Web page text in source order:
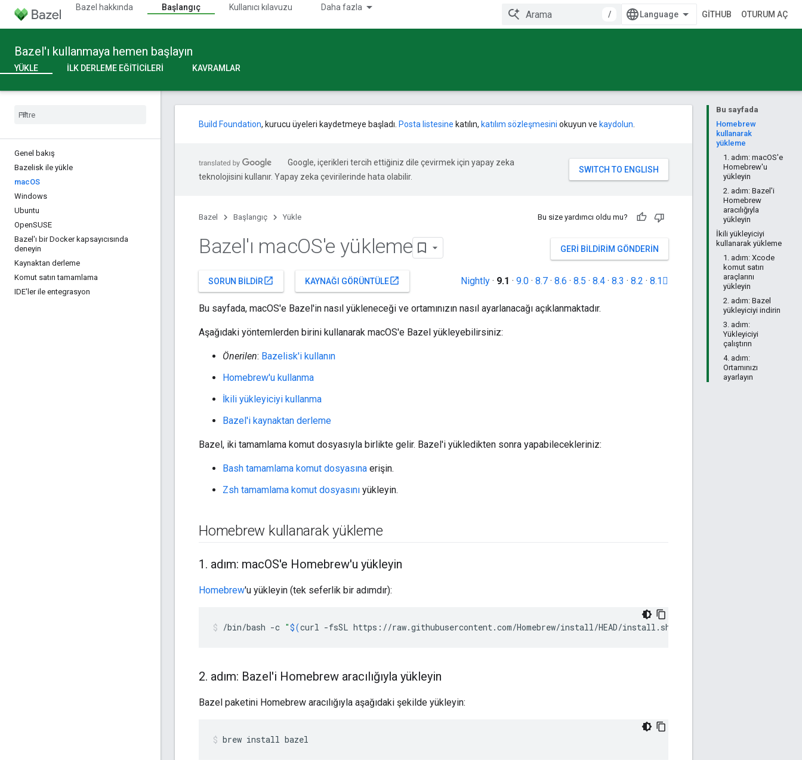
Bazel hakkında Başlangıç Kullanıcı kılavuzu Daha fazla
/ GITHUB OTURUM AÇ
Bazel'ı kullanmaya hemen başlayın
YÜKLE İLK DERLEME EĞITICILERI KAVRAMLAR
Genel bakış
Bazelisk ile yükle
macOS
Windows
Ubuntu
OpenSUSE
Bazel'ı bir Docker kapsayıcısında
deneyin
Kaynaktan derleme
Komut satırı tamamlama
IDE'ler ile entegrasyon
Bu sayfada
Homebrew
kullanarak
yükleme
1. adım: macOS'e
Homebrew'u
yükleyin
2. adım: Bazel'i
Homebrew
aracılığıyla
yükleyin
İkili yükleyiciyi
kullanarak yükleme
1. adım: Xcode
komut satırı
araçlarını
yükleyin
2. adım: Bazel
yükleyiciyi indirin
3. adım:
Yükleyiciyi
çalıştırın
4. adım:
Ortamınızı
ayarlayın
Build Foundation, kurucu üyeleri kaydetmeye başladı. Posta listesine katılın, katılım sözleşmesini okuyun ve kaydolun
Google, içerikleri tercih ettiğiniz dile çevirmek için yapay zeka
teknolojisini kullanır. Yapay zeka çevirilerinde hata olabilir.
Bazel Başlangıç Yükle Bu size yardımcı oldu mu?
GERI BILDIRIM GÖNDERIN
Bazel'ı macOS'e yükleme
SORUN BILDIR open_in_new KAYNAĞI GÖRÜNTÜLEopen_in_new Nightly · 9.1 · 9.0 · 8.7 · 8.6 · 8.5 · 8.4 · 8.3 · 8.2 · 8.1
Bu sayfada, macOS'e Bazel'in nasıl yükleneceği ve ortamınızın nasıl ayarlanacağı açıklanmaktadır.
Aşağıdaki yöntemlerden birini kullanarak macOS'e Bazel yükleyebilirsiniz:
Önerilen: Bazelisk'i kullanın
Homebrew'u kullanma
İkili yükleyiciyi kullanma
Bazel'i kaynaktan derleme
Bazel, iki tamamlama komut dosyasıyla birlikte gelir. Bazel'i yükledikten sonra yapabilecekleriniz:
Bash tamamlama komut dosyasına erişin.
Zsh tamamlama komut dosyasını yükleyin.
Homebrew kullanarak yükleme
1 . adım: macOS'e Homebrew'u yükleyin
Homebrew'u yükleyin (tek seferlik bir adımdır):
/bin/bash -c "$(curl -fsSL https://raw.githubusercontent.com/Homebrew/install/HEAD/install.sh
2. adım: Bazel'i Homebrew aracılığıyla yükleyin
Bazel paketini Homebrew aracılığıyla aşağıdaki şekilde yükleyin:
brew install bazel